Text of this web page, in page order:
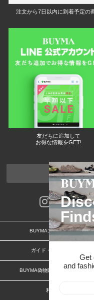
注文から7日以内に到着予定の
友だちに追加して
お得な情報をGET!
BUYMAスタートガイド
ガイド・お問い合わせ
BUYMA偽物販売防止の取り組み
利用規約